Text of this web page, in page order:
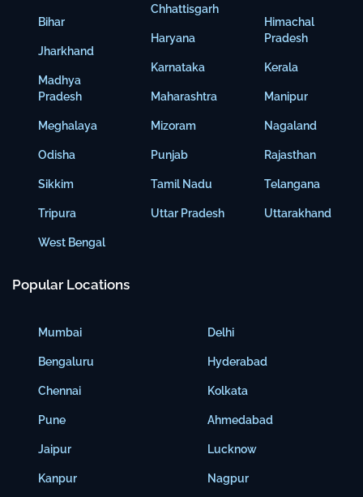
Bihar
Jharkhand
Madhya
Pradesh
Meghalaya
Odisha
Sikkim
Tripura
West Bengal
Chhattisgarh
Haryana
Karnataka
Maharashtra
Mizoram
Punjab
Tamil Nadu
Uttar Pradesh
Himachal
Pradesh
Kerala
Manipur
Nagaland
Rajasthan
Telangana
Uttarakhand
Popular Locations
Mumbai
Bengaluru
Chennai
Pune
Jaipur
Kanpur
Delhi
Hyderabad
Kolkata
Ahmedabad
Lucknow
Nagpur